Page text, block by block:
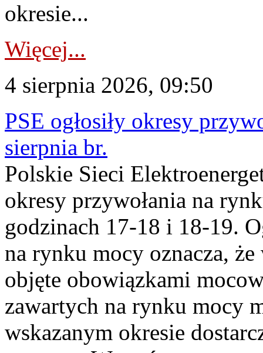
okresie...
Więcej...
4 sierpnia 2026, 09:50
PSE ogłosiły okresy
sierpnia br.
Polskie Sieci
okresy przywołania na
godzinach 17-18 i 18-19.
na rynku mocy oznacza,
objęte obowiązkami
zawartych na rynku mocy
wskazanym okresie